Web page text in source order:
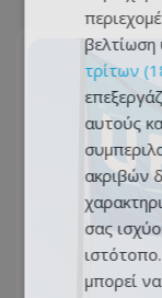
τρίτων
αυτούς
ακριβών
σας
μπορεί